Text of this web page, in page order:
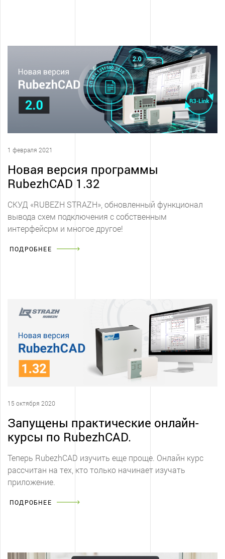
1 февраля 2021
Новая версия программы
RubezhCAD 1.32
СКУД «RUBEZH STRAZH», обновленный функционал
вывода схем подключения с собственным
интерфейсрм и многое другое!
ПОДРОБНЕЕ
15 октября 2020
Запущены практические онлайн-
курсы по RubezhCAD.
Теперь RubezhCAD изучить еще проще. Онлайн курс
рассчитан на тех, кто только начинает изучать
приложение.
ПОДРОБНЕЕ